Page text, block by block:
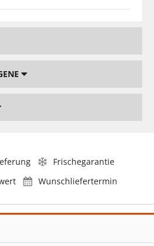
Frischegarantie
Wunschliefertermin